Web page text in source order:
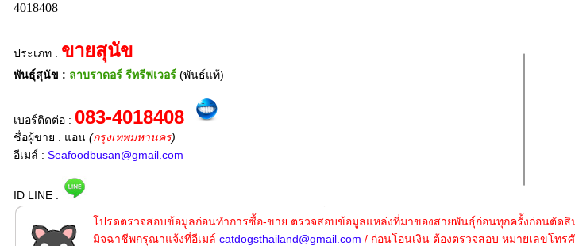
4018408
ประเภท : ขายสุนัข
พันธุ์สุนัข : ลาบราดอร์ รีทรีฟเวอร์(พันธ์แท้)
เบอร์ติดต่อ : 083-4018408
ชื่อผู้ขาย : แอน (กรุงเทพมหานคร)
อีเมล์ : Seafoodbusan@gmail.com
ID LINE :
โปรดตรวจสอบข้อมูลก่อนทำการซื้อ-ขาย ตรวจสอบข้อมูลแหล่งที่มาของสายพันธุ์ก่อนทุกครั้งก่อนตัดสิ
มิจฉาชีพกรุณาแจ้งที่อีเมล์ catdogsthailand@gmail.com / ก่อนโอนเงิน ต้องตรวจสอบ หมายเลขโท